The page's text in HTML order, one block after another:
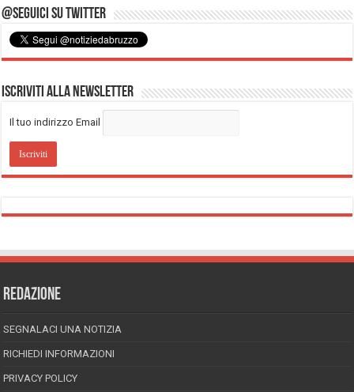
@Seguici su Twitter
Iscriviti alla Newsletter
Il tuo indirizzo Email
REDAZIONE
SEGNALACI UNA NOTIZIA
RICHIEDI INFORMAZIONI
PRIVACY POLICY